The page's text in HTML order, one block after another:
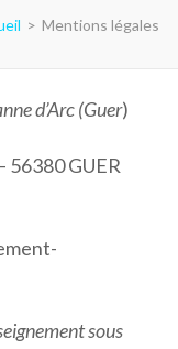
> Mentions légales
d’Arc (Guer)
56380 GUER
sous